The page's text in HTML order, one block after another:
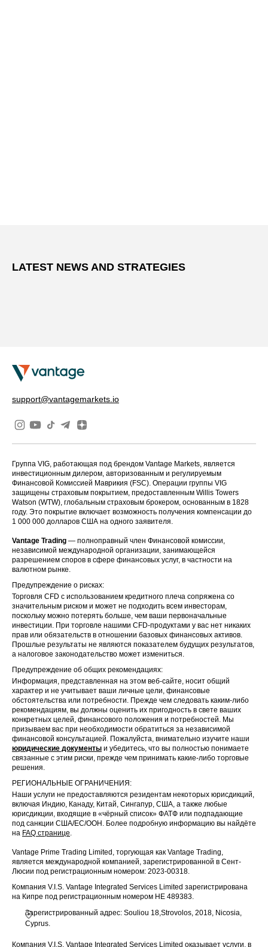
LATEST NEWS AND STRATEGIES
support@vantagemarkets.io
Группа VIG, работающая под брендом Vantage Markets, является
инвестиционным дилером, авторизованным и регулируемым
Финансовой Комиссией Маврикия (FSC). Операции группы VIG
защищены страховым покрытием, предоставленным Willis Towers
Watson (WTW), глобальным страховым брокером, основанным в 1828
году. Это покрытие включает возможность получения компенсации до
1 000 000 долларов США на одного заявителя.
Vantage Trading — полноправный член Финансовой комиссии,
независимой международной организации, занимающейся
разрешением споров в сфере финансовых услуг, в частности на
валютном рынке.
Предупреждение о рисках:
Торговля CFD с использованием кредитного плеча сопряжена со
значительным риском и может не подходить всем инвесторам,
поскольку можно потерять больше, чем ваши первоначальные
инвестиции. При торговле нашими CFD-продуктами у вас нет никаких
прав или обязательств в отношении базовых финансовых активов.
Прошлые результаты не являются показателем будущих результатов,
а налоговое законодательство может измениться.
Предупреждение об общих рекомендациях:
Информация, представленная на этом веб-сайте, носит общий
характер и не учитывает ваши личные цели, финансовые
обстоятельства или потребности. Прежде чем следовать каким-либо
рекомендациям, вы должны оценить их пригодность в свете ваших
конкретных целей, финансового положения и потребностей. Мы
призываем вас при необходимости обратиться за независимой
финансовой консультацией. Пожалуйста, внимательно изучите наши
юридические документы и убедитесь, что вы полностью понимаете
связанные с этим риски, прежде чем принимать какие-либо торговые
решения.
РЕГИОНАЛЬНЫЕ ОГРАНИЧЕНИЯ:
Наши услуги не предоставляются резидентам некоторых юрисдикций,
включая Индию, Канаду, Китай, Сингапур, США, а также любые
юрисдикции, входящие в «чёрный список» ФАТФ или подпадающие
под санкции США/ЕС/ООН. Более подробную информацию вы найдёте
на FAQ странице.
Vantage Prime Trading Limited, торгующая как Vantage Trading,
является международной компанией, зарегистрированной в Сент-
Люсии под регистрационным номером: 2023-00318.
Компания V.I.S. Vantage Integrated Services Limited зарегистрирована
на Кипре под регистрационным номером HE 489383.
Зарегистрированный адрес: Souliou 18,Strovolos, 2018, Nicosia,
Cyprus.
Компания V.I.S. Vantage Integrated Services Limited оказывает услуги, в